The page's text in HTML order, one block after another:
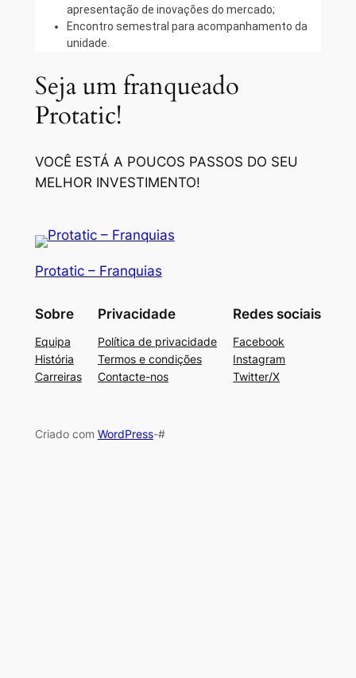
apresentação de inovações do mercado;
Encontro semestral para acompanhamento da
unidade.
Seja um franqueado
Protatic!
VOCÊ ESTÁ A POUCOS PASSOS DO SEU
MELHOR INVESTIMENTO!
Protatic – Franquias
Sobre
Equipa
História
Carreiras
Privacidade
Política de privacidade
Termos e condições
Contacte-nos
Redes sociais
Facebook
Instagram
Twitter/X
Criado com WordPress-#